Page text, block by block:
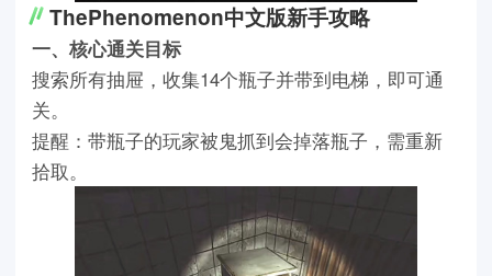
ThePhenomenon中文版新手攻略
一、核心通关目标
搜索所有抽屉，收集14个瓶子并带到电梯，即可通
关。
提醒：带瓶子的玩家被鬼抓到会掉落瓶子，需重新
拾取。